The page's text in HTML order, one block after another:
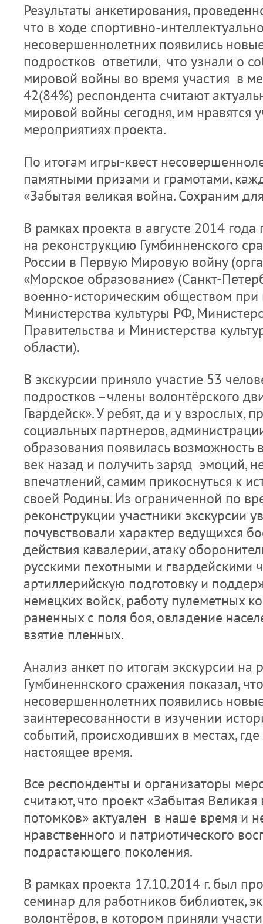
Результаты анкетирования,
что в ходе спортивно-
несовершеннолетних появились
подростков ответили, что узнали о
мировой войны во время участия в
42(84%) респондента считают
мировой войны сегодня, им нравятся
мероприятиях проекта.
По итогам игры-квест
памятными призами и грамотами,
«Забытая великая война. Сохраним
В рамках проекта в августе 2014 года
на реконструкцию Гумбинненского
России в Первую Мировую войну
«Морское образование» (Санкт-
военно-историческим обществом
Министерства культуры РФ,
Правительства и Министерства
области).
В экскурсии приняло участие 53
подростков –члены волонтёрского
Гвардейск». У ребят, да и у взрослых,
социальных партнеров,
образования появилась возможность
век назад и получить заряд эмоций,
впечатлений, самим прикоснуться к
своей Родины. Из ограниченной по
реконструкции участники экскурсии
почувствовали характер ведущихся
действия кавалерии, атаку
русскими пехотными и гвардейскими
артиллерийскую подготовку и
немецких войск, работу пулеметных
раненных с поля боя, овладение
взятие пленных.
Анализ анкет по итогам экскурсии на
Гумбиненнского сражения показал,
несовершеннолетних появились
заинтересованности в изучении
событий, происходивших в местах,
настоящее время.
Все респонденты и организаторы
считают, что проект «Забытая
потомков» актуален в наше время и
нравственного и патриотического
подрастающего поколения.
В рамках проекта 17.10.2014 г. был
семинар для работников библиотек,
волонтёров, в котором приняли